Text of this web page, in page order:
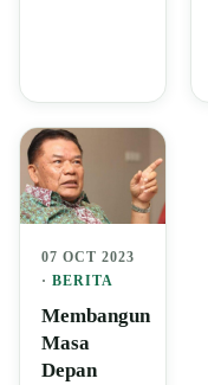
07 OCT 2023
· BERITA
Membangun
Masa
Depan